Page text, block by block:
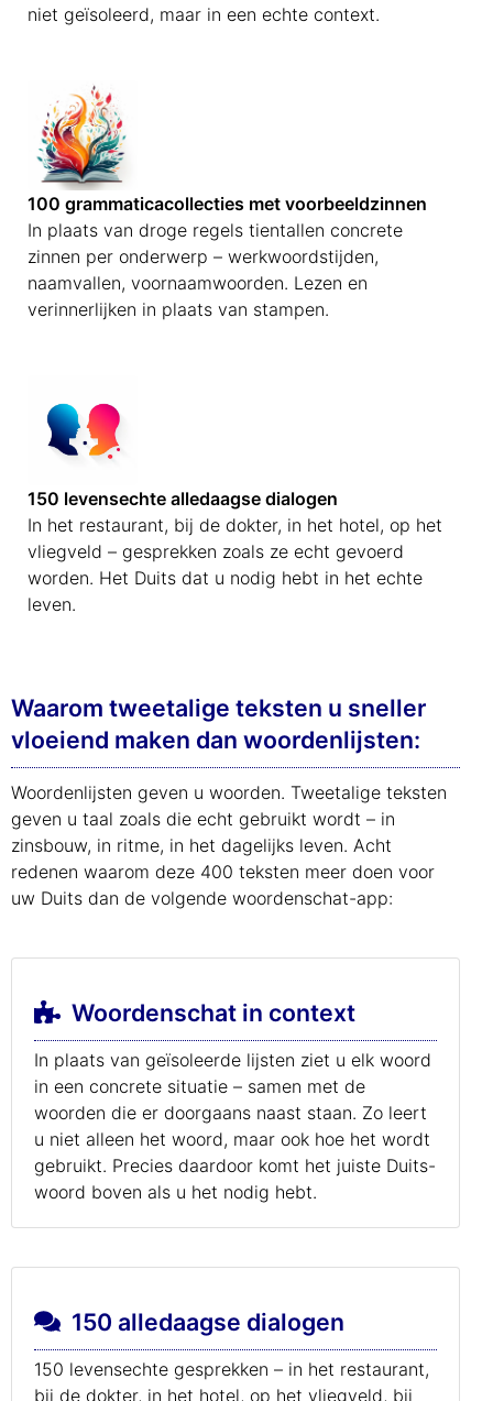
niet geïsoleerd, maar in een echte context.
100 grammaticacollecties met voorbeeldzinnen
In plaats van droge regels tientallen concrete
zinnen per onderwerp – werkwoordstijden,
naamvallen, voornaamwoorden. Lezen en
verinnerlijken in plaats van stampen.
150 levensechte alledaagse dialogen
In het restaurant, bij de dokter, in het hotel, op het
vliegveld – gesprekken zoals ze echt gevoerd
worden. Het Duits dat u nodig hebt in het echte
leven.
Waarom tweetalige teksten u sneller
vloeiend maken dan woordenlijsten:
Woordenlijsten geven u woorden. Tweetalige teksten
geven u taal zoals die echt gebruikt wordt – in
zinsbouw, in ritme, in het dagelijks leven. Acht
redenen waarom deze 400 teksten meer doen voor
uw Duits dan de volgende woordenschat-app:
Woordenschat in context
In plaats van geïsoleerde lijsten ziet u elk woord
in een concrete situatie – samen met de
woorden die er doorgaans naast staan. Zo leert
u niet alleen het woord, maar ook hoe het wordt
gebruikt. Precies daardoor komt het juiste Duits-
woord boven als u het nodig hebt.
150 alledaagse dialogen
150 levensechte gesprekken – in het restaurant,
bij de dokter, in het hotel, op het vliegveld, bij